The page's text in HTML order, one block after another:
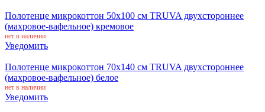
Полотенце микрокоттон 50x100 см TRUVA двухстороннее
(махровое-вафельное) кремовое
нет в наличии
Уведомить
Полотенце микрокоттон 70x140 см TRUVA двухстороннее
(махровое-вафельное) белое
нет в наличии
Уведомить